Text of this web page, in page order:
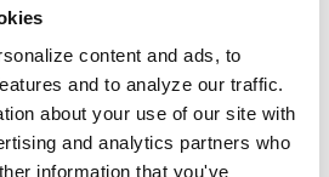
content and ads, to
and to analyze our traffic.
about your use of our site with
and analytics partners who
information that you've
Servizi (cioè elaborare il vostro
prodotti secondo le vostre
del contratto (Art. 6(1)(b) del
(Art. 6(1)(f) del GDPR).